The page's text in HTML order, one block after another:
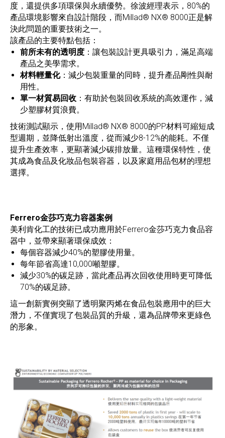
度，還提供多項環保與永續優勢。徐波經理表示，80%的
產品環境影響來自設計階段，而Millad® NX® 8000正是解
決此問題的重要技術之一。
該產品的主要特點包括：
前所未有的透明度 ：讓包裝設計更具吸引力，滿足高端
產品之美學需求。
材料輕量化：減少包裝重量的同時，提升產品剛性與耐
用性。
單一材質易回收 ：有助於包裝回收系統的高效運作，減
少塑膠材質浪費。
技術測試顯示，使用Millad® NX® 8000的PP材料可縮短成
型週期，並降低射出溫度，從而減少8-12%的能耗。不僅
提升生產效率，更顯著減少碳排放量。這種環保特性，使
其成為食品及化妝品包裝容器，以及家庭用品包材的理想
選擇。
Ferrero金莎巧克力容器案例
美利肯化工的技術已成功應用於Ferrero金莎巧克力食品容
器中，並帶來顯著環保成效：
每個容器減少40%的塑膠使用量。
每年節省高達10,000噸塑膠。
減少30%的碳足跡，當此產品再次回收使用時更可降低
70%的碳足跡。
這一創新實例突顯了透明聚丙烯在食品包裝應用中的巨大
潛力，不僅實現了包裝品質的升級，還為品牌帶來更綠色
的形象。